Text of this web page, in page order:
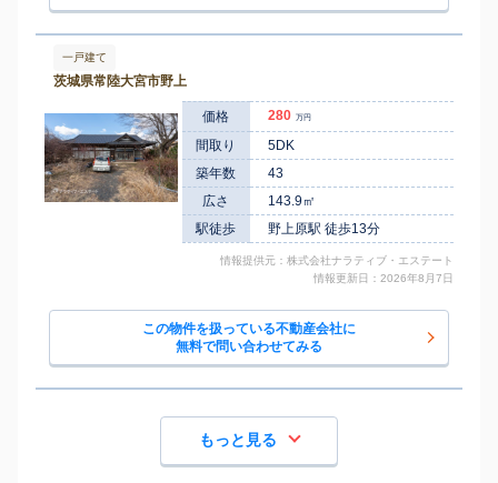
一戸建て
茨城県常陸大宮市野上
価格 280 万円
間取り
5DK
築年数
43
広さ
143.9㎡
駅徒歩
野上原駅 徒歩13分
情報提供元：株式会社ナラティブ・エステート
情報更新日：2026年8月7日
この物件を扱っている不動産会社に
無料で問い合わせてみる
もっと見る